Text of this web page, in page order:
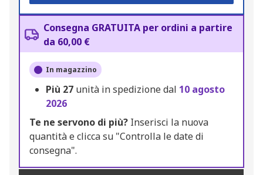
Consegna GRATUITA per ordini a partire
da 60,00 €
In magazzino
Più 27 unità in spedizione dal 10 agosto
2026
Te ne servono di più? Inserisci la nuova
quantità e clicca su "Controlla le date di
consegna".